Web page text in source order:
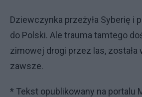
Dziewczynka przeżyła Syberię i
do Polski. Ale trauma tamtego
zimowej drogi przez las, została
zawsze.
* Tekst opublikowany na portalu